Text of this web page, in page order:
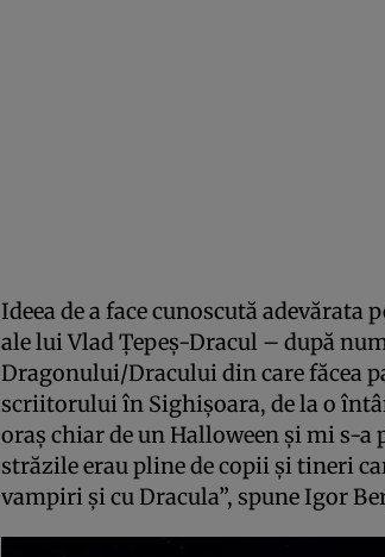
Ideea de a face cunoscută
ale lui Vlad Ţepeş-Dracul – după
Dragonului/Dracului din care făcea
scriitorului în Sighişoara, de la o
oraş chiar de un Halloween şi mi s-a
străzile erau pline de copii şi tineri
vampiri şi cu Dracula”, spune Igor